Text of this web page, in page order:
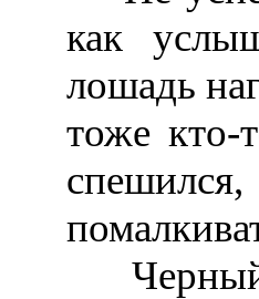
как
лошадь
тоже кто-
Черный